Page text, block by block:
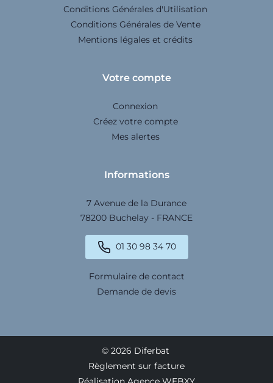
Conditions Générales d'Utilisation
Conditions Générales de Vente
Mentions légales et crédits
Votre compte
Connexion
Créez votre compte
Mes alertes
Informations
7 Avenue de la Durance
78200 Buchelay - FRANCE
01 30 98 34 70
Formulaire de contact
Demande de devis
© 2026 Diferbat
Règlement sur facture